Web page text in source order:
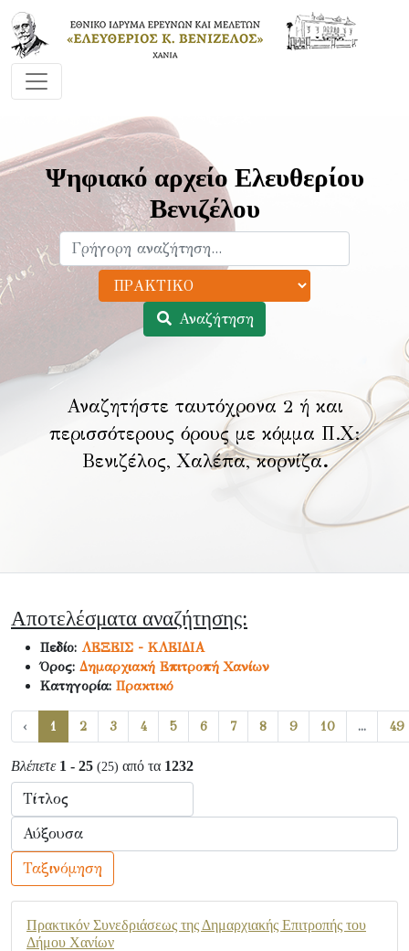
Ψηφιακό αρχείο Ελευθερίου
Βενιζέλου
Αναζήτηση
Αναζητήστε ταυτόχρονα 2 ή και
περισσότερους όρους με κόμμα Π.Χ:
Βενιζέλος, Χαλέπα, κορνίζα.
Αποτελέσματα αναζήτησης:
Πεδίο: ΛΕΞΕΙΣ - ΚΛΕΙΔΙΑ
Όρος: Δημαρχιακή Επιτροπή Χανίων
Κατηγορία: Πρακτικό
‹ 1 2 3 4 5 6 7 8 9 10 ... 49
Βλέπετε 1 - 25 (25) από τα 1232
Ταξινόμηση
Πρακτικόν Συνεδριάσεως της Δημαρχιακής Επιτροπής του
Δήμου Χανίων